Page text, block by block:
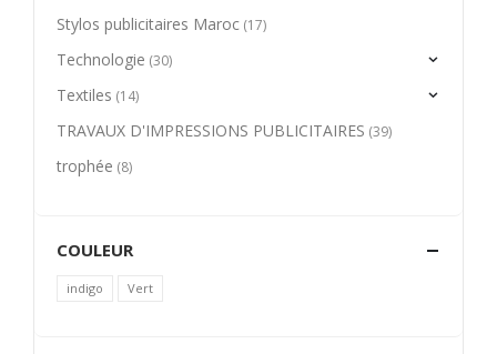
Stylos publicitaires Maroc (17)
Technologie (30)
Textiles (14)
TRAVAUX D'IMPRESSIONS PUBLICITAIRES (39)
trophée (8)
COULEUR
indigo Vert